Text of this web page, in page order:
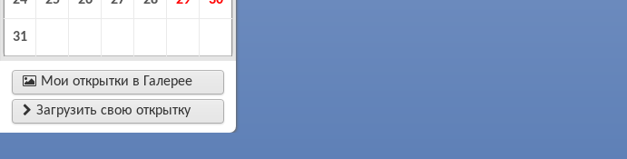
31
 Мои открытки в Галерее
 Загрузить свою открытку